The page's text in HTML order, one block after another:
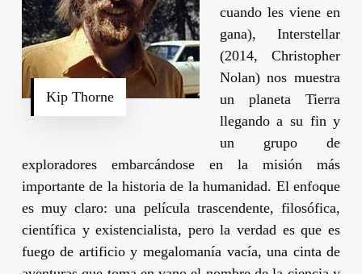
Kip Thorne
cuando les viene en
gana),Interstellar
(2014,Christopher
Nolan) nos muestra
un planeta Tierra
llegando a su fin y
un grupo de
exploradores embarcándose en la misión más
importante de la historia de la humanidad. El enfoque
es muy claro: una película trascendente, filosófica,
científica y existencialista, pero la verdad es que es
fuego de artificio y megalomanía vacía, una cinta de